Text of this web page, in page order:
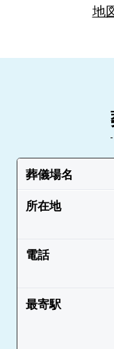
地
葬儀場名
所在地
電話
最寄駅